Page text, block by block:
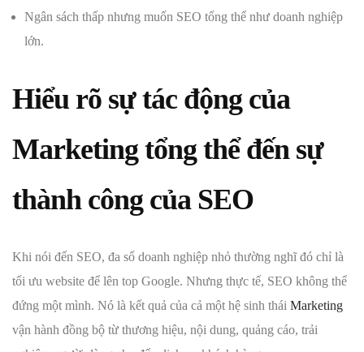
Ngân sách thấp nhưng muốn SEO tổng thể như doanh nghiệp
lớn.
Hiểu rõ sự tác động của
Marketing tổng thể đến sự
thành công của SEO
Khi nói đến SEO, đa số doanh nghiệp nhỏ thường nghĩ đó chỉ là
tối ưu website để lên top Google. Nhưng thực tế, SEO không thể
đứng một mình. Nó là kết quả của cả một hệ sinh thái Marketing
vận hành đồng bộ từ thương hiệu, nội dung, quảng cáo, trải